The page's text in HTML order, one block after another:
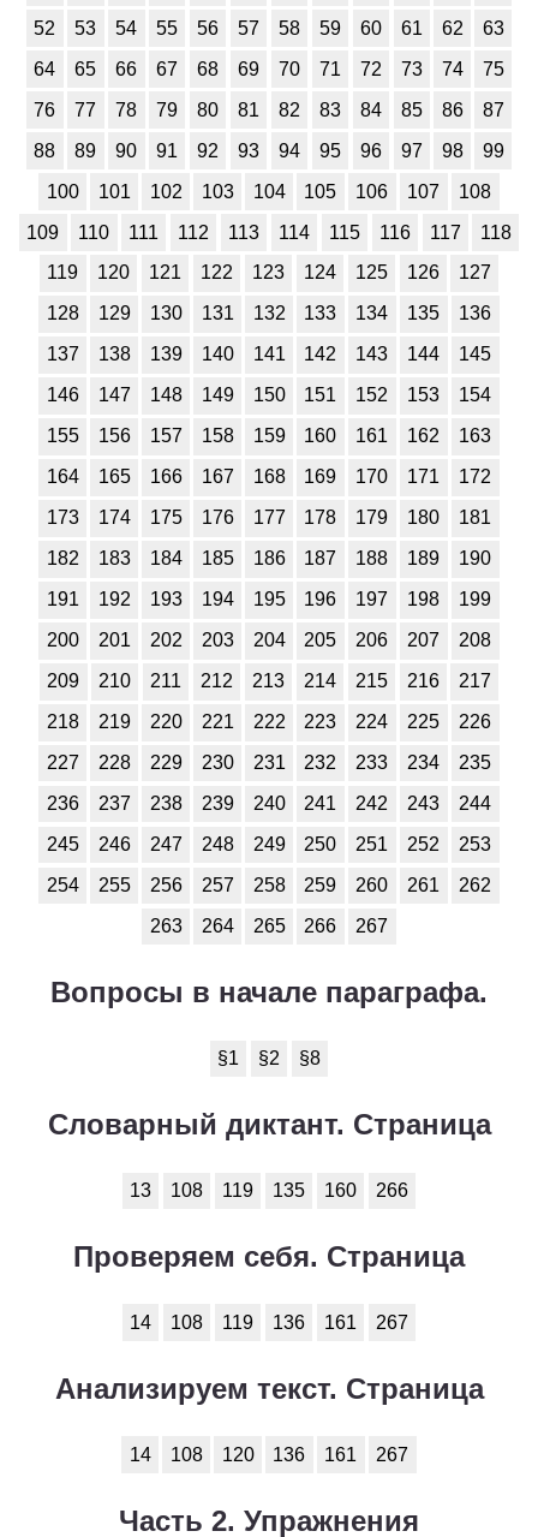
1
2 3 4 5 6 7 8 10
11
Литература
1
2 3 4 5 6 7 8 10
11
Математика
Немецкий язык
2 3 4 5 6 7 9 10
11
ОБЖ
Обществоведение
2 3 4 5 6 7 9 10
11
Окружающий мир
Русский язык
2 3 4 5 6 7 9 10
11
Технология
Физика
4 5 6 7 9
Химия
2 3 4 5 6 7 8 9 10
11
4 6 7 8 9
Экономика
52
53 54 55 56 57 58 59 60 61 62
63
64
65 66 67 68 69 70 71 72 73 74
75
76
77 78 79 80 81 82 83 84 85 86
87
88
89 90 91 92 93 94 95 96 97 98
99
100
101 102 103 104 105 106 107
108
109
110 111 112 113 114 115 116 117
118
119
120 121 122 123 124 125 126
127
128
129 130 131 132 133 134 135
136
137
138 139 140 141 142 143 144
145
146
147 148 149 150 151 152 153
154
155
156 157 158 159 160 161 162
163
164
165 166 167 168 169 170 171
172
173
174 175 176 177 178 179 180
181
182
183 184 185 186 187 188 189
190
191
192 193 194 195 196 197 198
199
200
201 202 203 204 205 206 207
208
209
210 211 212 213 214 215 216
217
218
219 220 221 222 223 224 225
226
227
228 229 230 231 232 233 234
235
236
237 238 239 240 241 242 243
244
245
246 247 248 249 250 251 252
253
254
255 256 257 258 259 260 261
262
263
264 265 266 267
Вопросы в начале параграфа.
§1 §2 §8
Словарный диктант. Страница
13 108 119 135 160 266
Проверяем себя. Страница
14 108 119 136 161 267
Анализируем текст. Страница
14 108 120 136 161 267
Часть 2. Упражнения